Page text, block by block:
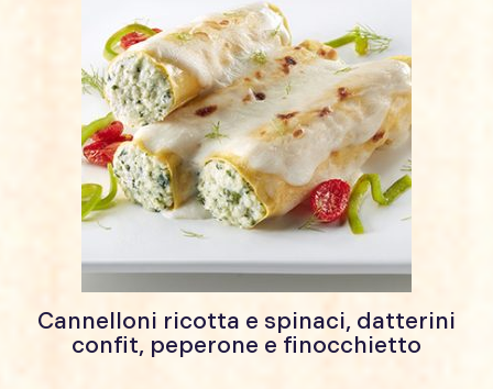
Cannelloni ricotta e spinaci, datterini
confit, peperone e finocchietto